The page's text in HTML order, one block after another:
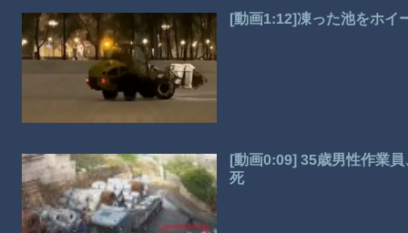
[動画1:12]凍った池をホイ
[動画0:09] 35歳男性作業
死